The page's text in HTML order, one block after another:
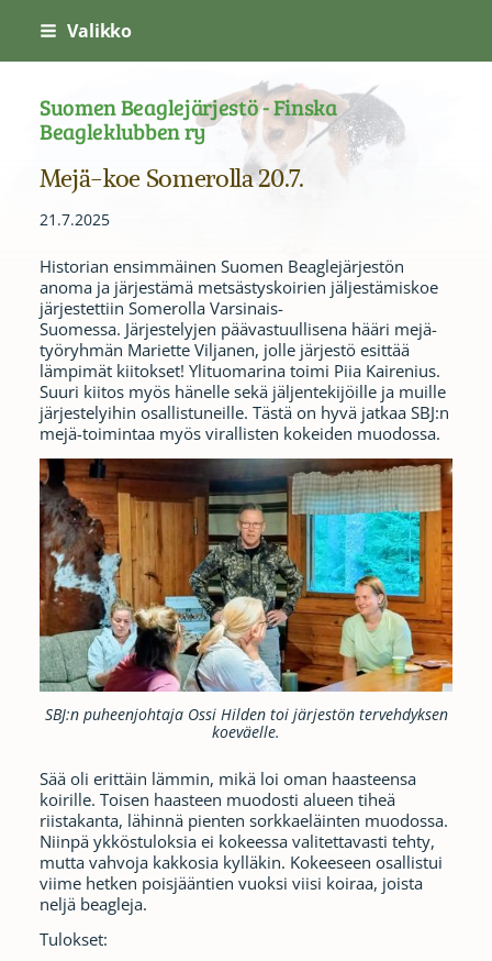
Siirry
sivun
sisältöön
Valikko
Suomen Beaglejärjestö - Finska
Beagleklubben ry
Mejä-koe Somerolla 20.7.
21.7.2025
Historian ensimmäinen Suomen Beaglejärjestön
anoma ja järjestämä metsästyskoirien jäljestämiskoe
järjestettiin Somerolla Varsinais-
Suomessa. Järjestelyjen päävastuullisena hääri mejä-
työryhmän Mariette Viljanen, jolle järjestö esittää
lämpimät kiitokset! Ylituomarina toimi Piia Kairenius.
Suuri kiitos myös hänelle sekä jäljentekijöille ja muille
järjestelyihin osallistuneille. Tästä on hyvä jatkaa SBJ:n
mejä-toimintaa myös virallisten kokeiden muodossa.
SBJ:n puheenjohtaja Ossi Hilden toi järjestön tervehdyksen
koeväelle.
Sää oli erittäin lämmin, mikä loi oman haasteensa
koirille. Toisen haasteen muodosti alueen tiheä
riistakanta, lähinnä pienten sorkkaeläinten muodossa.
Niinpä ykköstuloksia ei kokeessa valitettavasti tehty,
mutta vahvoja kakkosia kylläkin. Kokeeseen osallistui
viime hetken poisjääntien vuoksi viisi koiraa, joista
neljä beagleja.
Tulokset: